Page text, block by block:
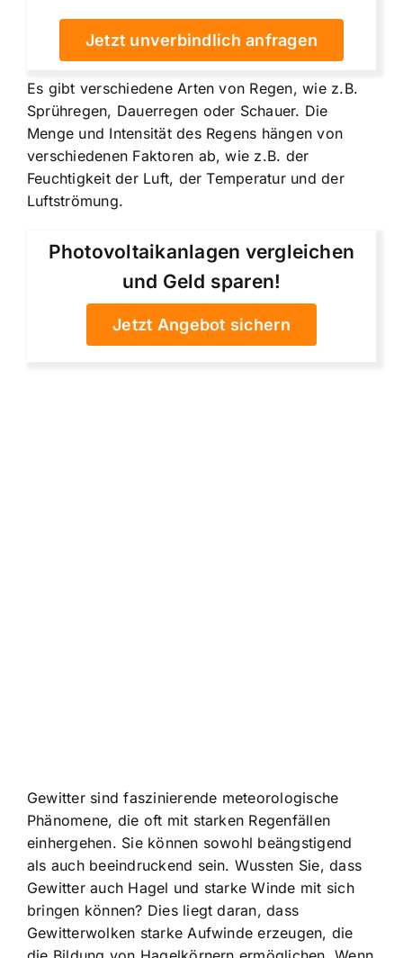
Jetzt unverbindlich anfragen
Es gibt verschiedene Arten von Regen, wie z.B.
Sprühregen, Dauerregen oder Schauer. Die
Menge und Intensität des Regens hängen von
verschiedenen Faktoren ab, wie z.B. der
Feuchtigkeit der Luft, der Temperatur und der
Luftströmung.
Photovoltaikanlagen vergleichen
und Geld sparen!
Jetzt Angebot sichern
Gewitter sindfaszinierende meteorologische
Phänomene, die oft mit starken Regenfällen
einhergehen. Sie können sowohl beängstigend
als auch beeindruckend sein. Wussten Sie, dass
Gewitter auch Hagel und starke Winde mit sich
bringen können? Dies liegt daran, dass
Gewitterwolken starke Aufwinde erzeugen, die